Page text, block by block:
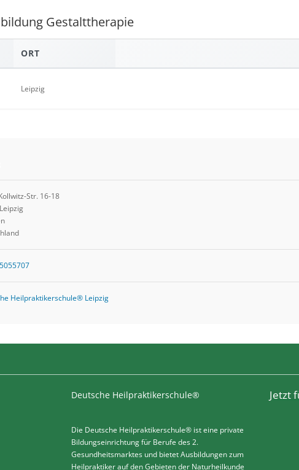
Gestalttherapie
ORT
Leipzig
Str. 16-18
Heilpraktikerschule® Leipzig
Deutsche Heilpraktikerschule®
Die Deutsche Heilpraktikerschule® ist eine private
Bildungseinrichtung für Berufe des 2.
Gesundheitsmarktes und bietet Ausbildungen zum
Heilpraktiker auf den Gebieten der Naturheilkunde
Jetzt